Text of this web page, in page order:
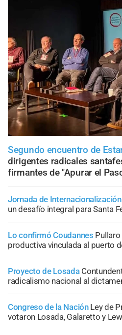
Segundo encuentro de
dirigentes radicales
firmantes de "Apurar el
Jornada de Internacionalización
un desafío integral para Santa
Lo confirmó Coudannes Pullaro
productiva vinculada al puerto
Proyecto de Losada
radicalismo nacional al
Congreso de la Nación Ley de
votaron Losada, Galaretto y